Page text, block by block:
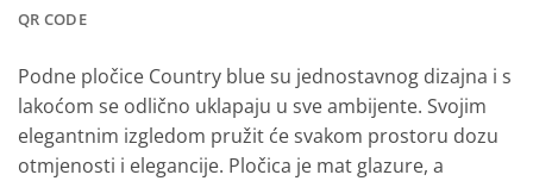
QR CODE
Podne pločice Country blue su jednostavnog dizajna i s
lakoćom se odlično uklapaju u sve ambijente. Svojim
elegantnim izgledom pružit će svakom prostoru dozu
otmjenosti i elegancije. Pločica je mat glazure, a